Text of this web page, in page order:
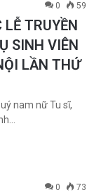
0 59
TRUYỀN
SINH VIÊN
LẦN THỨ
nam nữ Tu sĩ,
0 73